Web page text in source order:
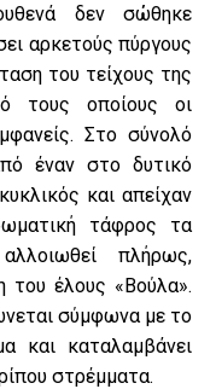
δεν σώθηκε
αρκετούς πύργους
του τείχους της
τους οποίους οι
Στο σύνολό
έναν στο δυτικό
και απείχαν
τάφρος τα
πλήρως,
του έλους «Βούλα».
σύμφωνα με το
και καταλαμβάνει
στρέμματα.